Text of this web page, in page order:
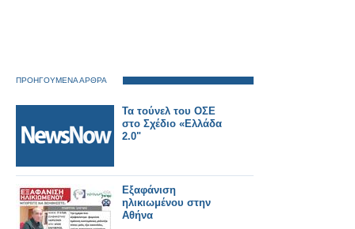
ΠΡΟΗΓΟΥΜΕΝΑ ΑΡΘΡΑ
Τα τούνελ του ΟΣΕ
στο Σχέδιο «Ελλάδα
2.0"
Εξαφάνιση
ηλικιωμένου στην
Αθήνα